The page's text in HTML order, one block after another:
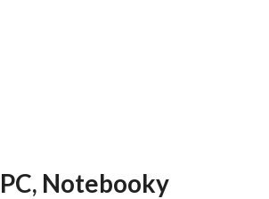
PC, Notebooky